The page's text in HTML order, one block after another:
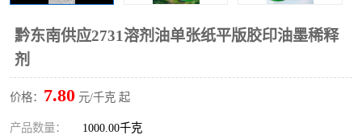
黔东南供应2731溶剂油单张纸平版胶印油墨稀释
剂
价格： 7.80 元/千克 起
产品数量： 1000.00千克